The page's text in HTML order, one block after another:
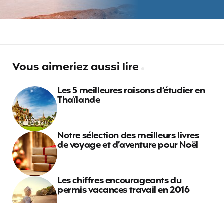
Vous aimeriez aussi lire
Les 5 meilleures raisons d’étudier en
Thaïlande
Notre sélection des meilleurs livres
de voyage et d’aventure pour Noël
Les chiffres encourageants du
permis vacances travail en 2016